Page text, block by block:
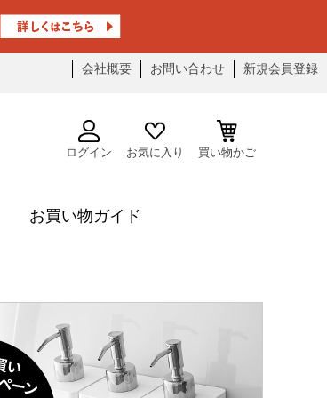
会社概要 お問い合わせ 新規会員登録
ログイン お気に入り 買い物かご
お買い物ガイド